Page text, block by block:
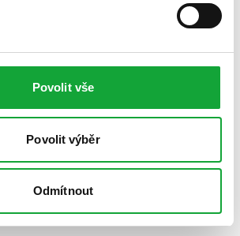
Povolit vše
Povolit výběr
Odmítnout